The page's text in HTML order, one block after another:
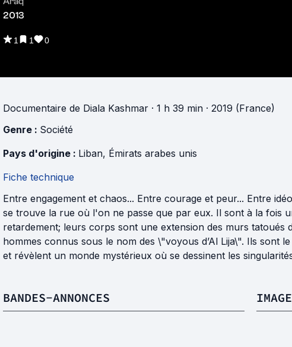
2013
1 1 0
Documentaire de Diala Kashmar · 1 h 39 min · 2019 (France)
Genre : Société
Pays d'origine : Liban, Émirats arabes unis
Fiche technique
Entre engagement et chaos... Entre courage et peur... Entre
se trouve la rue où l'on ne passe que par eux. Il sont à la fois
retardement; leurs corps sont une extension des murs tatoués
hommes connus sous le nom des \"voyous d’Al Lija\". Ils sont
et révèlent un monde mystérieux où se dessinent les
BANDES-ANNONCES